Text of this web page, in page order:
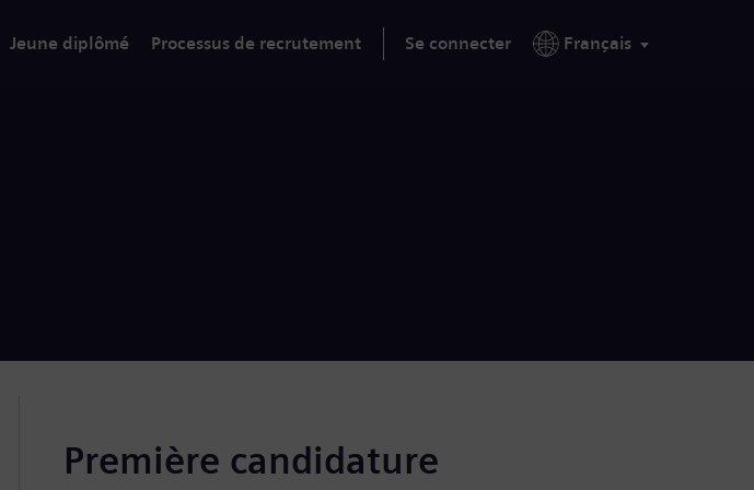
Jeune diplômé Processus de recrutement Se connecter Français
Première candidature